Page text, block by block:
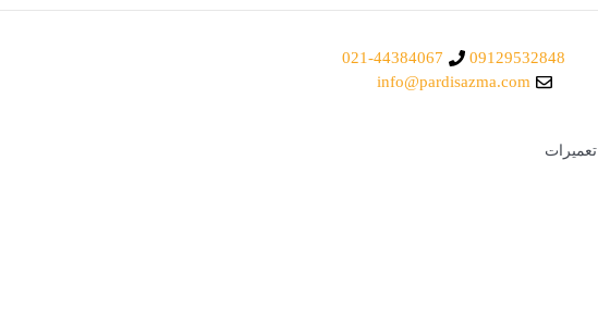
09129532848
021-44384067
info@pardisazma.com
تعمیرات